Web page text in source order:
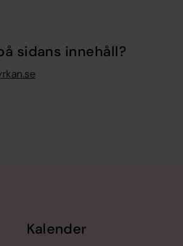
sidans innehåll?
Kalender